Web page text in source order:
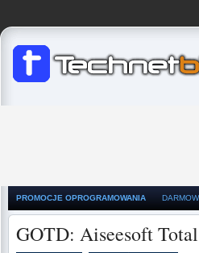
PROMOCJE OPROGRAMOWANIA
GOTD: Aiseesoft